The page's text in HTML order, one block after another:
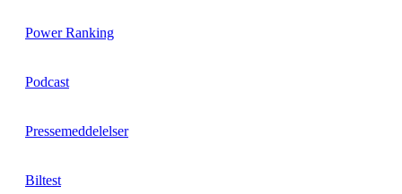
Power Ranking
Podcast
Pressemeddelelser
Biltest